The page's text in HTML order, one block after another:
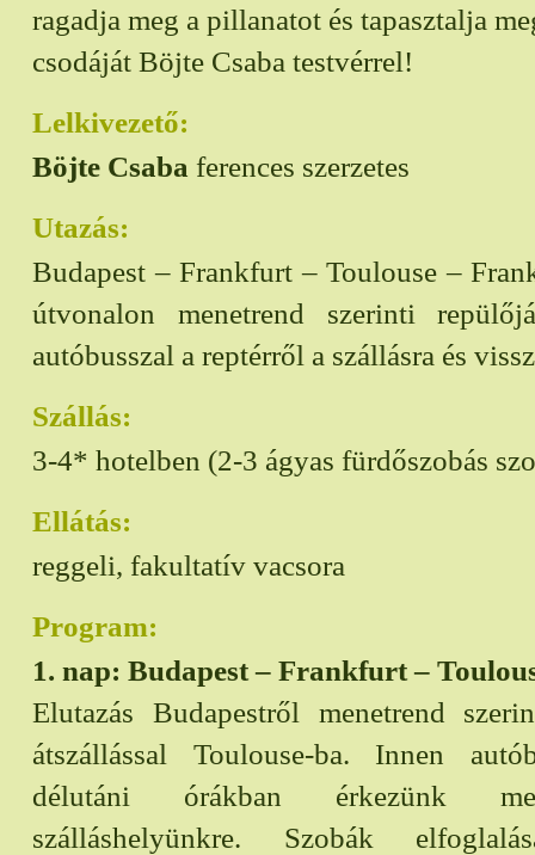
ragadja meg a pillanatot és tapasztalja
csodáját Böjte Csaba testvérrel!
Lelkivezető:
Böjte Csaba ferences szerzetes
Utazás:
Budapest – Frankfurt – Toulouse –
útvonalon menetrend szerinti
autóbusszal a reptérről a szállásra és
Szállás:
3-4* hotelben (2-3 ágyas fürdőszobás
Ellátás:
reggeli, fakultatív vacsora
Program:
1. nap: Budapest – Frankfurt –
Elutazás Budapestről menetrend
átszállással Toulouse-ba. Innen
délutáni órákban érkezünk
szálláshelyünkre. Szobák